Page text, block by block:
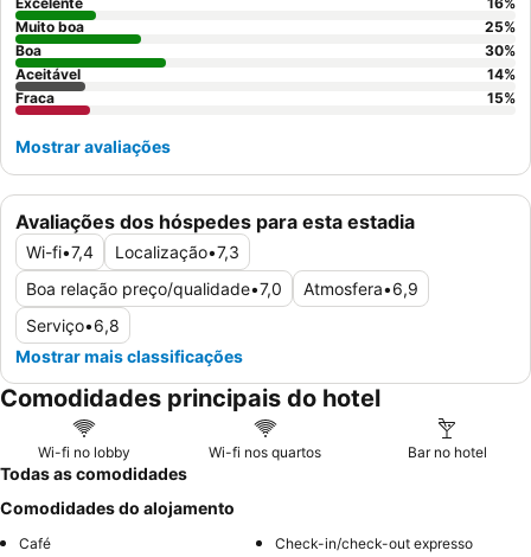
tranquila, os hóspedes devem solicitar um quarto virado para o
pátio interior
Avaliações dos hóspedes para esta estadia
Wi-fi•7,4 Localização•7,3
Boa relação preço/qualidade•7,0 Atmosfera•6,9
Serviço•6,8
Mostrar mais classificações
Muito boa
25%
Boa
30%
Aceitável
14%
Fraca
15%
Mostrar avaliações
Comodidades principais do hotel
Wi-fi no lobby Wi-fi nos quartos Bar no hotel
Todas as comodidades
Comodidades do alojamento
Café Check-in/check-out expresso